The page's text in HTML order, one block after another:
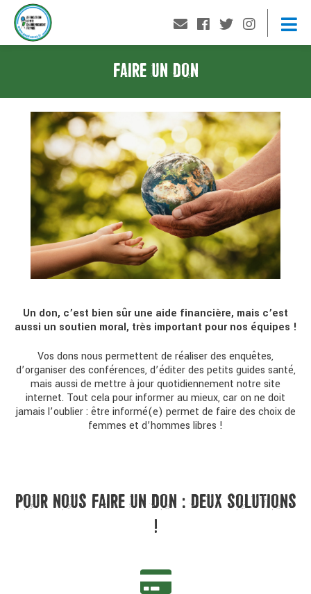
FAIRE UN DON
Un don, c’est bien sûr une aide financière, mais c’est
aussi un soutien moral, très important pour nos équipes !
Vos dons nous permettent de réaliser des enquêtes,
d’organiser des conférences, d’éditer des petits guides santé,
mais aussi de mettre à jour quotidiennement notre site
internet. Tout cela pour informer au mieux, car on ne doit
jamais l’oublier : être informé(e) permet de faire des choix de
femmes et d’hommes libres !
POUR NOUS FAIRE UN DON : DEUX SOLUTIONS
!